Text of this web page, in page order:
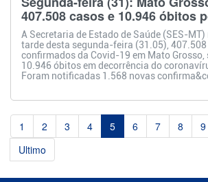
407.508 casos e 10.946 óbitos
A Secretaria de Estado de Saúde (SES-
tarde desta segunda-feira (31.05),
confirmados da Covid-19 em Mato
10.946 óbitos em decorrência do
Foram notificadas 1.568 novas
1 2 3 4 5 6 7 8 9
Ultimo